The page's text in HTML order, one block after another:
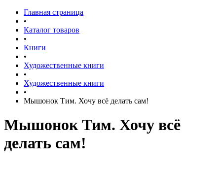
Главная страница
•
Каталог товаров
•
Книги
•
Художественные книги
•
Художественные книги
•
Мышонок Тим. Хочу всё делать сам!
Мышонок Тим. Хочу всё
делать сам!